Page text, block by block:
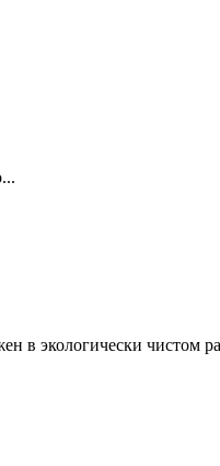
в экологически чистом